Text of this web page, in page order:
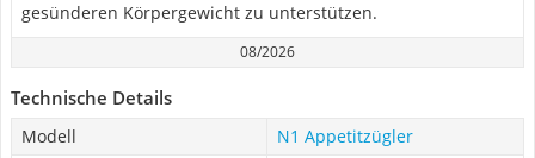
gesünderen Körpergewicht zu unterstützen.
08/2026
Technische Details
Modell
N1 Appetitzügler